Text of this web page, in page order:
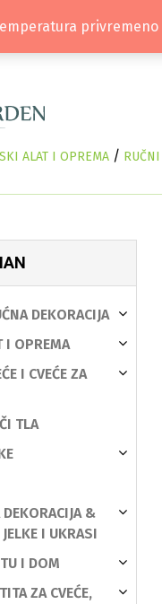
ALAT I OPREMA /
DEKORACIJA
I OPREMA
I CVEĆE ZA
TLA
&
I UKRASI
I DOM
ZA CVEĆE,